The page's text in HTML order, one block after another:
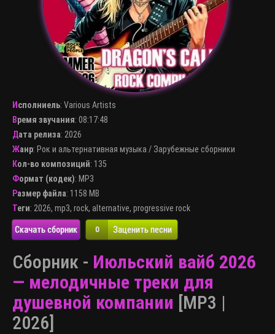
Исполниель: Various Artists
Время звучания: 08:17:48
Дата релиза: 2026
Жанр: Рок и альтернативная музыка / Зарубежные сборники
Кол-во композиций: 135
Формат (кодек): MP3
Размер файла: 1158 MB
Теги: 2026, mp3, rock, alternative, progressive rock
Скачать сборник 0 Заценить песни
Сборник - Июльский вайб 2026
— мелодичные треки для
душевной компании [MP3 |
2026]